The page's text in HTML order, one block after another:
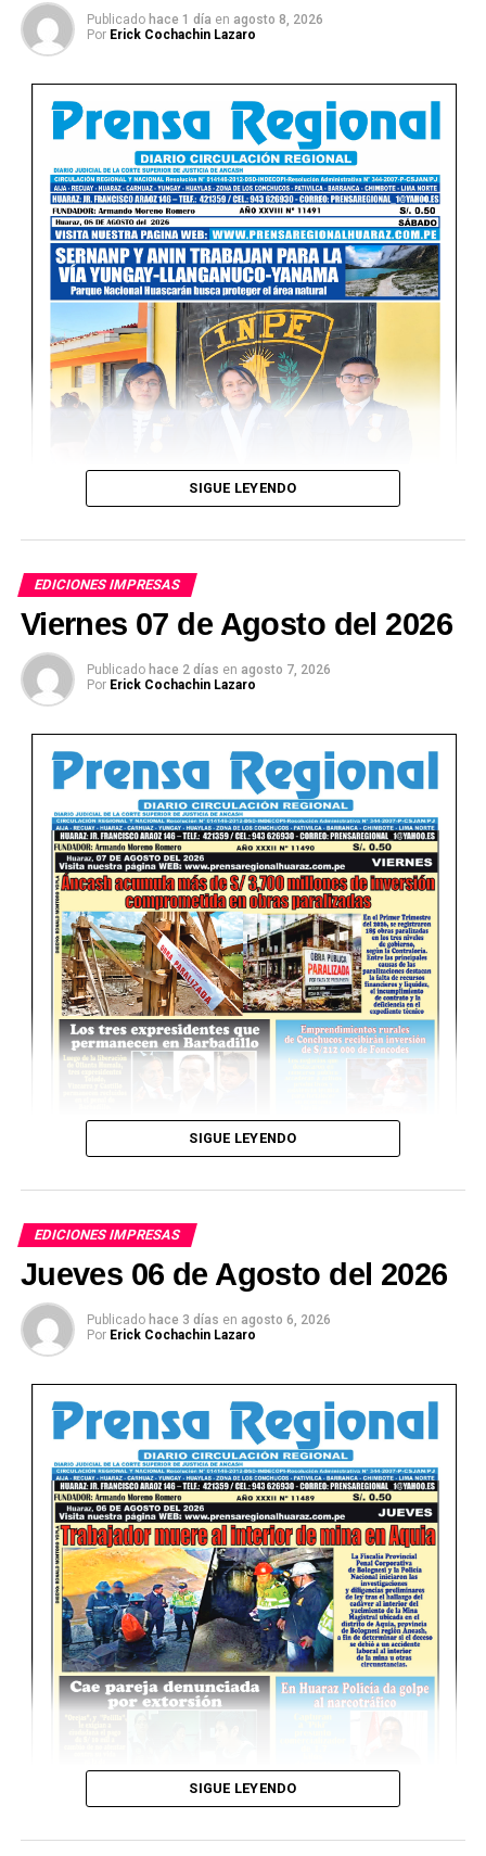
Publicado hace 1 día en agosto 8, 2026
Por Erick Cochachin Lazaro
SIGUE LEYENDO
EDICIONES IMPRESAS
Viernes 07 de Agosto del 2026
Publicado hace 2 días en agosto 7, 2026
Por Erick Cochachin Lazaro
SIGUE LEYENDO
EDICIONES IMPRESAS
Jueves 06 de Agosto del 2026
Publicado hace 3 días en agosto 6, 2026
Por Erick Cochachin Lazaro
SIGUE LEYENDO